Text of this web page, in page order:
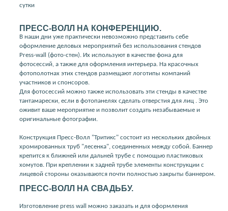
сутки
ПРЕСС-ВОЛЛ НА КОНФЕРЕНЦИЮ.
В наши дни уже практически невозможно представить себе
оформление деловых мероприятий без использования стендов
Press-wall (фото-стен). Их используют в качестве фона для
фотосессий, а также для оформления интерьера. На красочных
фотополотнах этих стендов размещают логотипы компаний
участников и спонсоров.
Для фотосессий можно также использовать эти стенды в качестве
тантамарески, если в фотопанелях сделать отверстия для лиц . Это
оживит ваше мероприятие и позволит создать незабываемые и
оригинальные фотографии.
Конструкция Пресс-Волл "Тритикс" состоит из нескольких двойных
хромированных труб "лесенка", соединенных между собой. Баннер
крепится к ближней или дальней трубе с помощью пластиковых
хомутов. При креплении к задней трубе элементы конструкции с
лицевой стороны оказываются почти полностью закрыты баннером.
ПРЕСС-ВОЛЛ НА СВАДЬБУ.
Изготовление press wall можно заказать и для оформления